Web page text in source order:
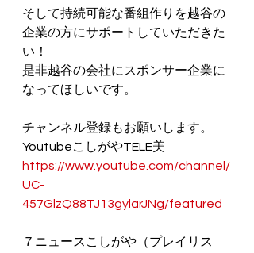
そして持続可能な番組作りを越谷の
企業の方にサポートしていただきた
い！
是非越谷の会社にスポンサー企業に
なってほしいです。
チャンネル登録もお願いします。
YoutubeこしがやTELE美
https://www.youtube.com/channel/
UC-
457GlzQ88TJ13gylarJNg/featured
７ニュースこしがや（プレイリス